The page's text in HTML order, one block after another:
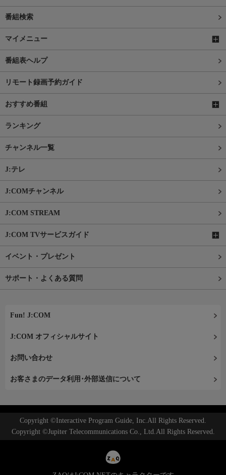
番組検索
マイメニュー
番組表ヘルプ
リモート録画予約ガイド
おすすめ番組
ランキング
チャンネル一覧
J:テレ
J:COMチャンネル
J:COM STREAM
J:COM TVサービスガイド
イベント・プレゼント
サポート・よくある質問
Fun! J:COM
J:COM オフィシャルサイト
お問い合わせ
お客さまのデータ利用･外部送信について
Copyright ©Interactive Program Guide, Inc.All Rights Reserved.
Copyright ©Jupiter Telecommunications Co., Ltd.All Rights Reserved.